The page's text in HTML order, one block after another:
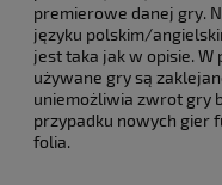
premierowe danej gry.
języku polskim/
jest taka jak w opisie. W
używane gry są
uniemożliwia zwrot gry
przypadku nowych gier
folia.